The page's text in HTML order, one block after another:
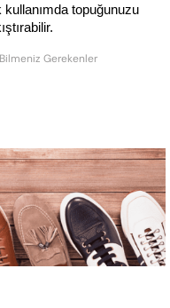
topuğunuzu
Gerekenler